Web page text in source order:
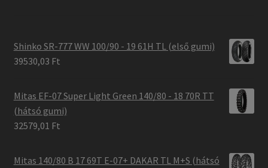
Shinko SR-777 WW 100/90 - 19 61H TL (első gumi)
39530,03 Ft
Mitas EF-07 Super Light Green 140/80 - 18 70R TT
(hátsó gumi)
32579,01 Ft
Mitas 140/80 B 17 69T E-07+ DAKAR TL M+S (hátsó